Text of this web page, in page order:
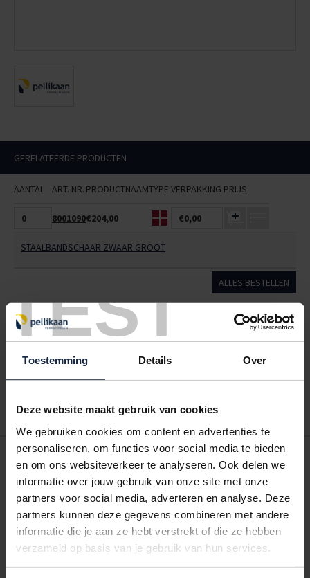
TEST
Toestemming Details Over
Deze website maakt gebruik van cookies
We gebruiken cookies om content en advertenties te
personaliseren, om functies voor social media te bieden
en om ons websiteverkeer te analyseren. Ook delen we
informatie over jouw gebruik van onze site met onze
partners voor social media, adverteren en analyse. Deze
partners kunnen deze gegevens combineren met andere
informatie die je aan ze hebt verstrekt of die ze hebben
verzameld op basis van je gebruik van hun services.
GERELATEERDE PRODUCTEN
AANTAL ART. NR. PRODUCTNAAMTYPE VERPAKKING PRIJS
8001090€204,00 €0,00
STAALBANDSCHAAR ZWAAR GROOT
ALLES BESTELLEN
Hoe werkt een bestellijst?
Gebruik bestel- en offertelijsten om eenvoudig en snel producten
te bestellen. Uw bestel- en offertelijsten kunt u terugvinden in uw
POSTDOOS BEDRUKKEN
Voor een veilige verzending
VOOR BOEKEN TOT ONDERDELEN
EXTRA STEVIG